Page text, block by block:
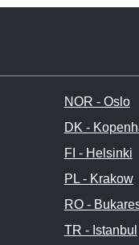
NOR - Oslo
DK -
FI - Helsinki
PL - Krakow
RO -
TR - Istanbul